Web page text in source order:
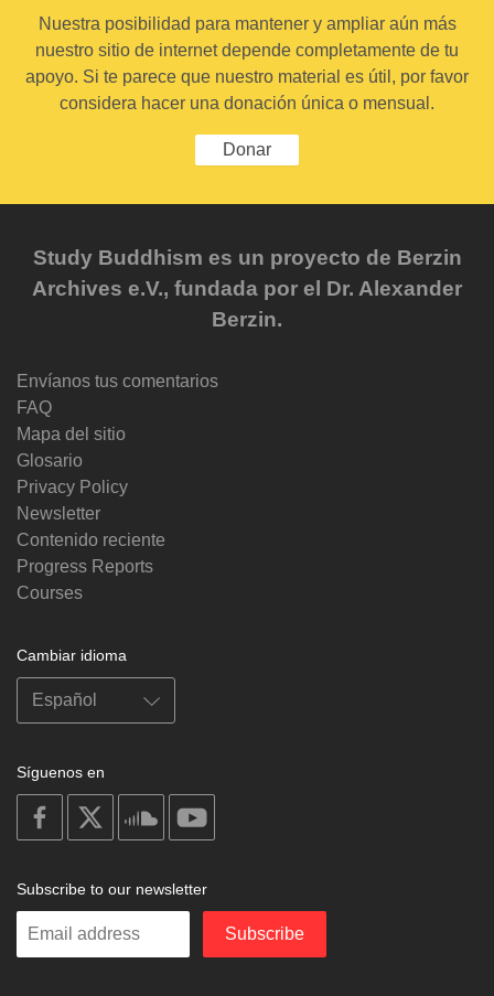
Nuestra posibilidad para mantener y ampliar aún más
nuestro sitio de internet depende completamente de tu
apoyo. Si te parece que nuestro material es útil, por favor
considera hacer una donación única o mensual.
Donar
Study Buddhism es un proyecto de Berzin
Archives e.V., fundada por el Dr. Alexander
Berzin.
Envíanos tus comentarios
FAQ
Mapa del sitio
Glosario
Privacy Policy
Newsletter
Contenido reciente
Progress Reports
Courses
Cambiar idioma
Síguenos en
on
facebook
soundcloud
Subscribe to our newsletter
Enter
Subscribe